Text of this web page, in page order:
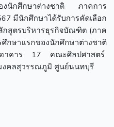
งนักศึกษาต่างชาติ ภาคการ
มีนักศึกษาได้รับการคัดเลือก
สูตรบริหารธุรกิจบัณฑิต (ภาค
ษาแรกของนักศึกษาต่างชาติ
าร 17 คณะศิลปศาสตร์
งคลสุวรรณภูมิ ศูนย์นนทบุรี